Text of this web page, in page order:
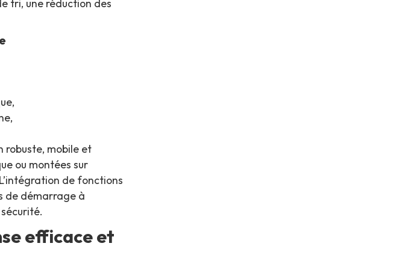
tri, une réduction des
robuste, mobile et
ou montées sur
de fonctions
de démarrage à
efficace et